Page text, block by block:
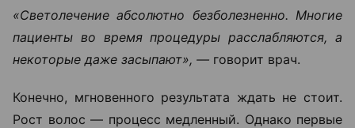
«Светолечение абсолютно безболезненно. Многие
пациенты во время процедуры расслабляются, а
некоторые даже засыпают», — говорит врач.
Конечно, мгновенного результата ждать не стоит.
Рост волос — процесс медленный. Однако первые